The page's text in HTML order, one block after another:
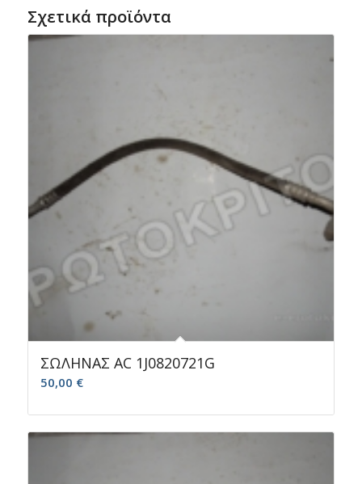
Σχετικά προϊόντα
ΣΩΛΗΝΑΣ AC 1J0820721G
50,00 €